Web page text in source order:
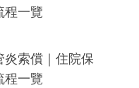
程一覽
炎索償｜住院保
程一覽